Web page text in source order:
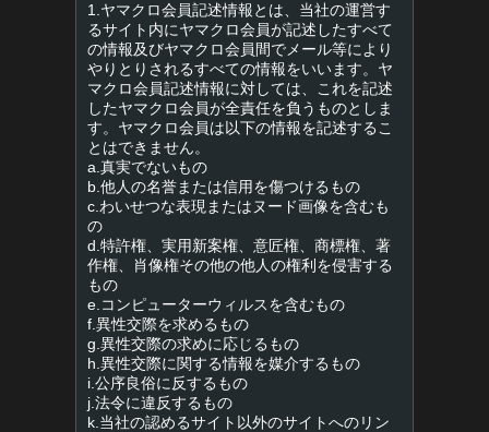
1.ヤマクロ会員記述情報とは、当社の運営す
るサイト内にヤマクロ会員が記述したすべて
の情報及びヤマクロ会員間でメール等により
やりとりされるすべての情報をいいます。ヤ
マクロ会員記述情報に対しては、これを記述
したヤマクロ会員が全責任を負うものとしま
す。ヤマクロ会員は以下の情報を記述するこ
とはできません。
a.真実でないもの
b.他人の名誉または信用を傷つけるもの
c.わいせつな表現またはヌード画像を含むも
の
d.特許権、実用新案権、意匠権、商標権、著
作権、肖像権その他の他人の権利を侵害する
もの
e.コンピューターウィルスを含むもの
f.異性交際を求めるもの
g.異性交際の求めに応じるもの
h.異性交際に関する情報を媒介するもの
i.公序良俗に反するもの
j.法令に違反するもの
k.当社の認めるサイト以外のサイトへのリン